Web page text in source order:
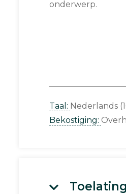
onderwerp.
Taal: Nederlands
Bekostiging: